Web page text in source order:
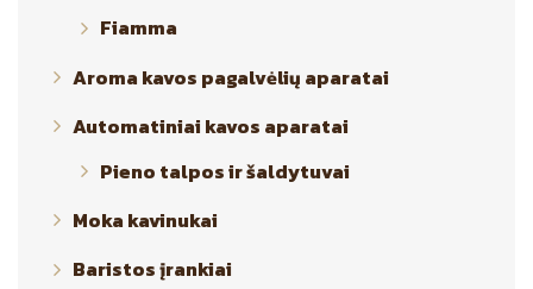
Fiamma
Aroma kavos pagalvėlių aparatai
Automatiniai kavos aparatai
Pieno talpos ir šaldytuvai
Moka kavinukai
Baristos įrankiai